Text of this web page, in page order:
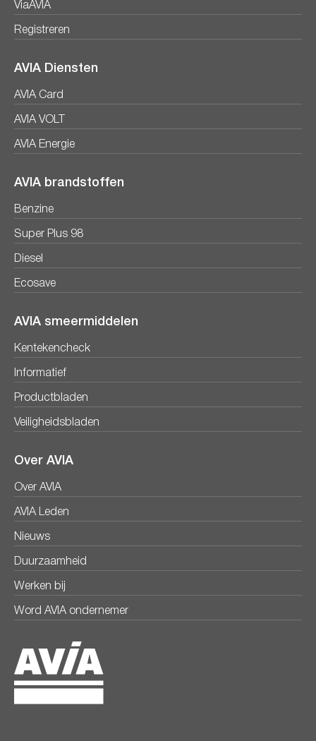
ViaAVIA
Registreren
AVIA Diensten
AVIA Card
AVIA VOLT
AVIA Energie
AVIA brandstoffen
Benzine
Super Plus 98
Diesel
Ecosave
AVIA smeermiddelen
Kentekencheck
Informatief
Productbladen
Veiligheidsbladen
Over AVIA
Over AVIA
AVIA Leden
Nieuws
Duurzaamheid
Werken bij
Word AVIA ondernemer